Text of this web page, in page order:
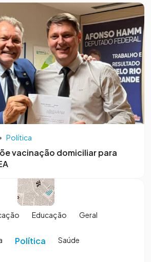
Política
vacinação domiciliar para
Educação Geral
Política Saúde